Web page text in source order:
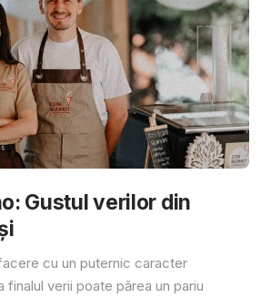
Gustul verilor din
cu un puternic caracter
finalul verii poate părea un pariu